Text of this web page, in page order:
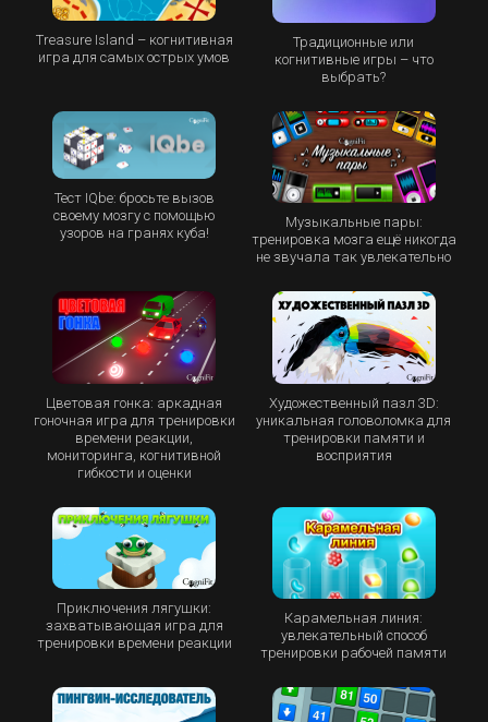
Treasure Island – когнитивная
игра для самых острых умов
Традиционные или
когнитивные игры – что
выбрать?
Тест IQbe: бросьте вызов
своему мозгу с помощью
узоров на гранях куба!
Музыкальные пары:
тренировка мозга ещё никогда
не звучала так увлекательно
Цветовая гонка: аркадная
гоночная игра для тренировки
времени реакции,
мониторинга, когнитивной
гибкости и оценки
Художественный пазл 3D:
уникальная головоломка для
тренировки памяти и
восприятия
Приключения лягушки:
захватывающая игра для
тренировки времени реакции
Карамельная линия:
увлекательный способ
тренировки рабочей памяти